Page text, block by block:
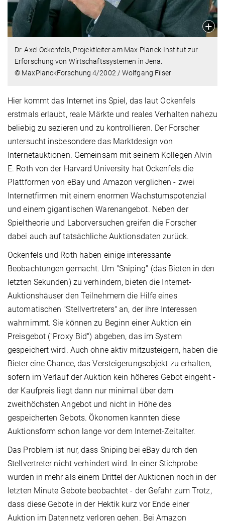
Dr. Axel Ockenfels, Projektleiter am Max-Planck-Institut zur
Erforschung von Wirtschaftssystemen in Jena.
© MaxPlanckForschung 4/2002 / Wolfgang Filser
Hier kommt das Internet ins Spiel, das laut Ockenfels
erstmals erlaubt, reale Märkte und reales Verhalten nahezu
beliebig zu sezieren und zu kontrollieren. Der Forscher
untersucht insbesondere das Marktdesign von
Internetauktionen. Gemeinsam mit seinem Kollegen Alvin
E. Roth von der Harvard University hat Ockenfels die
Plattformen von eBay und Amazon verglichen - zwei
Internetfirmen mit einem enormen Wachstumspotenzial
und einem gigantischen Warenangebot. Neben der
Spieltheorie und Laborversuchen greifen die Forscher
dabei auch auf tatsächliche Auktionsdaten zurück.
Ockenfels und Roth haben einige interessante
Beobachtungen gemacht. Um "Sniping" (das Bieten in den
letzten Sekunden) zu verhindern, bieten die Internet-
Auktionshäuser den Teilnehmern die Hilfe eines
automatischen "Stellvertreters" an, der ihre Interessen
wahrnimmt. Sie können zu Beginn einer Auktion ein
Preisgebot ("Proxy Bid") abgeben, das im System
gespeichert wird. Auch ohne aktiv mitzusteigern, haben die
Bieter eine Chance, das Versteigerungsobjekt zu erhalten,
sofern im Verlauf der Auktion kein höheres Gebot eingeht -
der Kaufpreis liegt dann nur minimal über dem
zweithöchsten Angebot und nicht in Höhe des
gespeicherten Gebots. Ökonomen kannten diese
Auktionsform schon lange vor dem Internet-Zeitalter.
Das Problem ist nur, dass Sniping bei eBay durch den
Stellvertreter nicht verhindert wird. In einer Stichprobe
wurden in mehr als einem Drittel der Auktionen noch in der
letzten Minute Gebote beobachtet - der Gefahr zum Trotz,
dass diese Gebote in der Hektik kurz vor Ende einer
Auktion im Datennetz verloren gehen. Bei Amazon